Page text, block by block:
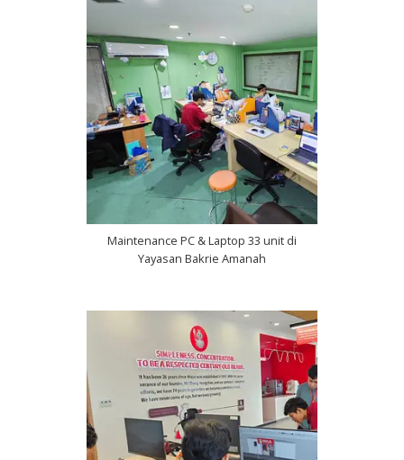
Maintenance PC & Laptop 33 unit di
Yayasan Bakrie Amanah